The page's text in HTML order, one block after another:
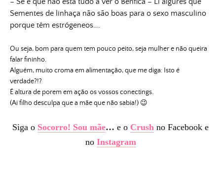
Sementes de linhaça não são boas para o sexo masculino
porque têm estrógeneos….
Ou seja, bom para quem tem pouco peito, seja mulher e não queira
falar fininho.
Alguém, muito croma em alimentação, que me diga: Isto é
verdade?!?
É altura de porem em ação os vossos conectings.
(Ai filho desculpa que a mãe que não sabia!) 😉
Siga o Socorro! Sou mãe… e o Crush no Facebook e
no Instagram